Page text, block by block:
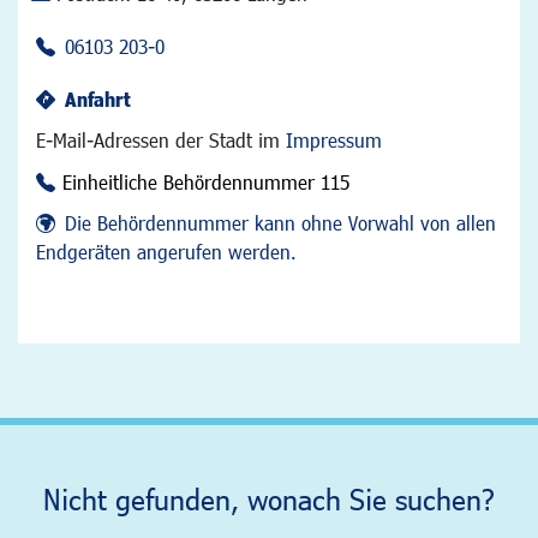
06103 203-0
Anfahrt
E-Mail-Adressen der Stadt im Impressum
Einheitliche Behördennummer 115
Die Behördennummer kann ohne Vorwahl von allen
Endgeräten angerufen werden.
Nicht gefunden, wonach Sie suchen?